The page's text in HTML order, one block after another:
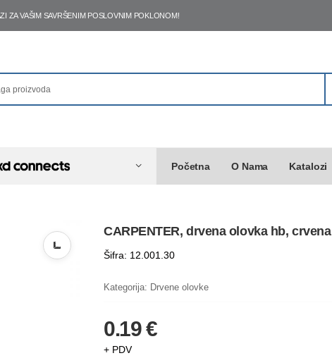
ZA VAŠIM SAVRŠENIM POSLOVNIM POKLONOM!
Početna O Nama Katalozi
CARPENTER, drvena olovka hb, crvena
Šifra: 12.001.30
Kategorija: Drvene olovke
0.19 €
+ PDV